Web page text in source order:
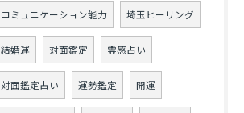
コミュニケーション能力 埼玉ヒーリング
結婚運 対面鑑定 霊感占い
対面鑑定占い 運勢鑑定 開運